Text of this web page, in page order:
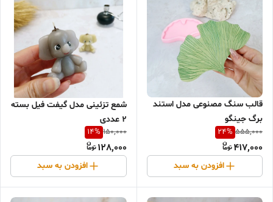
قالب سنگ مصنوعی مدل استند
برگ جینگو
555,000
24%
417,000
افزودن به سبد
شمع تزئینی مدل گیفت فیل بسته
2 عددی
150,000
14%
128,000
افزودن به سبد